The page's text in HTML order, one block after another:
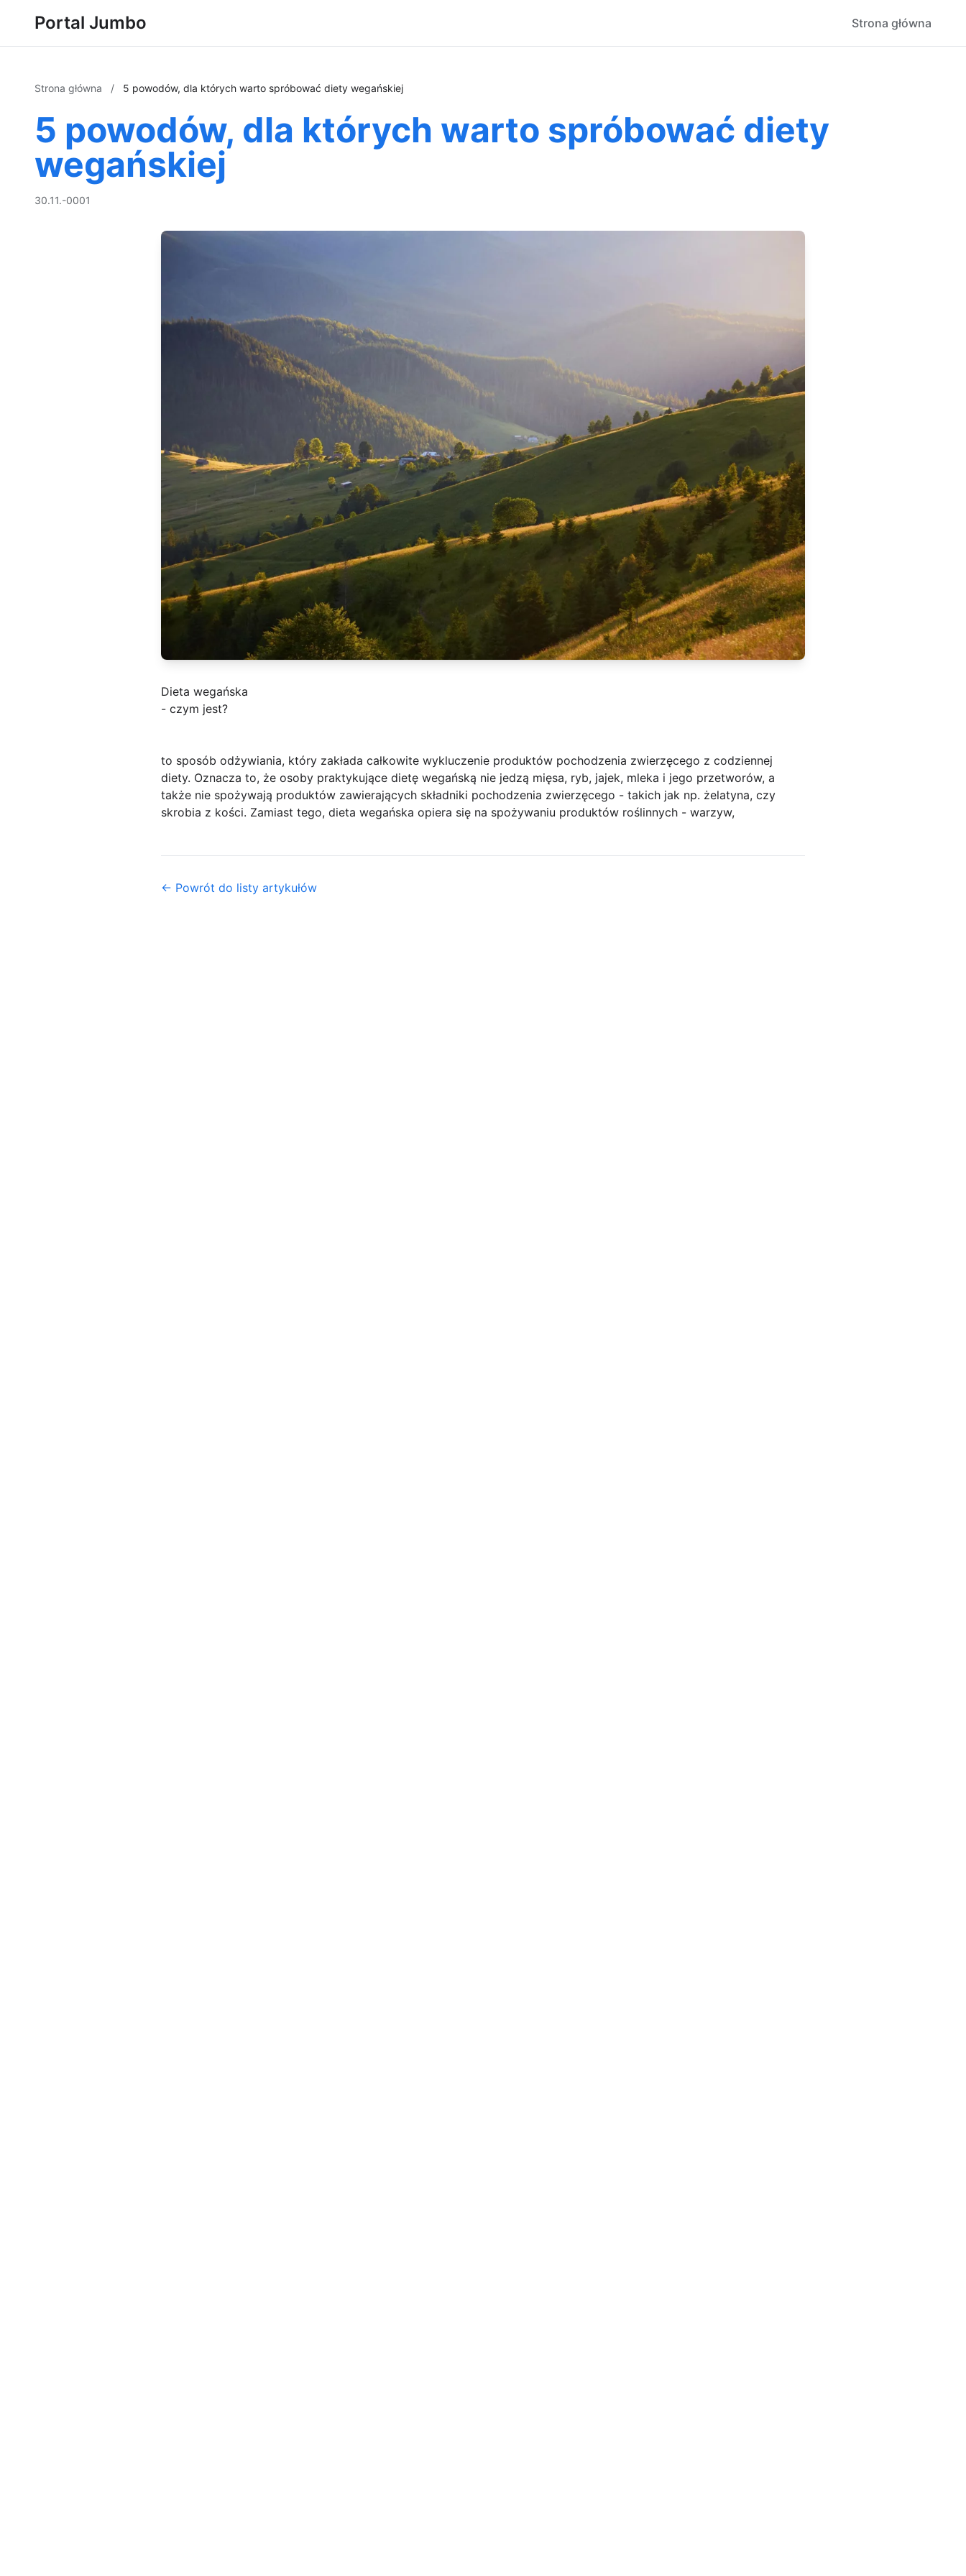
Portal Jumbo Strona główna
Strona główna / 5 powodów, dla których warto spróbować diety wegańskiej
5 powodów, dla których warto spróbować diety
wegańskiej
30.11.-0001
Dieta wegańska
- czym jest?
to sposób odżywiania, który zakłada całkowite wykluczenie produktów pochodzenia zwierzęcego z codziennej
diety. Oznacza to, że osoby praktykujące dietę wegańską nie jedzą mięsa, ryb, jajek, mleka i jego przetworów, a
także nie spożywają produktów zawierających składniki pochodzenia zwierzęcego - takich jak np. żelatyna, czy
skrobia z kości. Zamiast tego, dieta wegańska opiera się na spożywaniu produktów roślinnych - warzyw,
← Powrót do listy artykułów